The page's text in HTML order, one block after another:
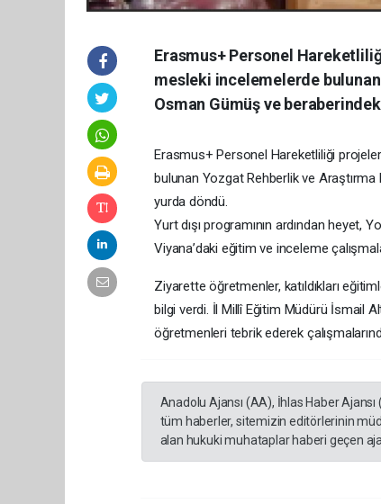
Erasmus+ Personel
mesleki incelemelerde
Osman Gümüş ve
Erasmus+ Personel Hareketliliği
bulunan Yozgat Rehberlik ve
yurda döndü.
Yurt dışı programının ardından heyet,
Viyana’daki eğitim ve inceleme
Ziyarette öğretmenler, katıldıkları
bilgi verdi. İl Millî Eğitim Müdürü İsmail
öğretmenleri tebrik ederek
Anadolu Ajansı (AA), İhlas Haber
tüm haberler, sitemizin editörlerinin
alan hukuki muhataplar haberi geçen